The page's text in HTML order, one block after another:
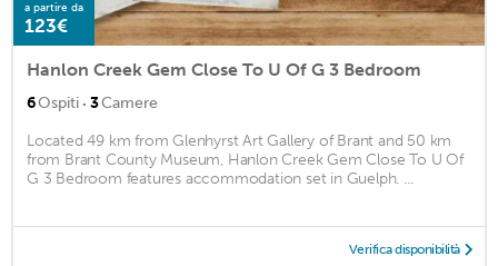
a partire da
123€
Hanlon Creek Gem Close To U Of G 3 Bedroom
6Ospiti · 3Camere
Located 49 km from Glenhyrst Art Gallery of Brant and 50 km
from Brant County Museum, Hanlon Creek Gem Close To U Of
G 3 Bedroom features accommodation set in Guelph. ...
Verifica disponibilità